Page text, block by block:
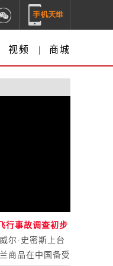
视频 | 商城
行事故调查初步
尔·史密斯上台
商品在中国备受